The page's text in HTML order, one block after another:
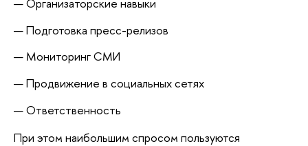
Подготовка пресс-релизов
Мониторинг СМИ
Продвижение в социальных сетях
Ответственность
При этом наибольшим спросом пользуются